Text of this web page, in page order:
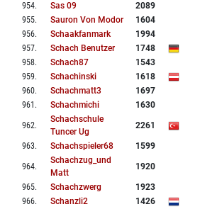
954. Sas 09
2089
955. Sauron Von Modor
1604
956. Schaakfanmark
1994
957. Schach Benutzer
1748
958. Schach87
1543
959. Schachinski
1618
960. Schachmatt3
1697
961 . Schachmichi 1630
962.
Schachschule
Tuncer Ug
2261
963. Schachspieler68 1599
964.
Schachzug_und
Matt
1920
965. Schachzwerg
1923
966. Schanzli2
1426